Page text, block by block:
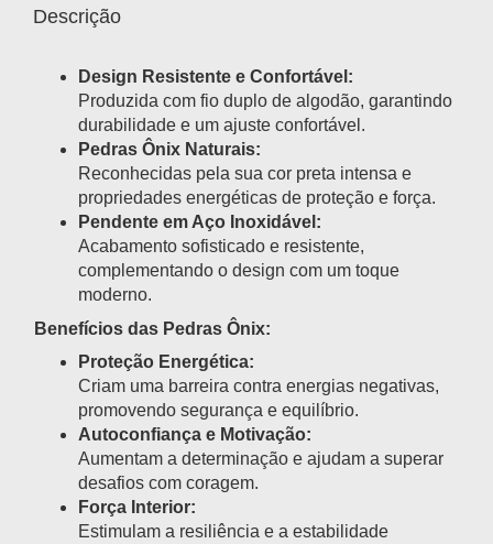
Descrição
Design Resistente e Confortável:
Produzida com fio duplo de algodão, garantindo
durabilidade e um ajuste confortável.
Pedras Ônix Naturais:
Reconhecidas pela sua cor preta intensa e
propriedades energéticas de proteção e força.
Pendente em Aço Inoxidável:
Acabamento sofisticado e resistente,
complementando o design com um toque
moderno.
Benefícios das Pedras Ônix:
Proteção Energética:
Criam uma barreira contra energias negativas,
promovendo segurança e equilíbrio.
Autoconfiança e Motivação:
Aumentam a determinação e ajudam a superar
desafios com coragem.
Força Interior:
Estimulam a resiliência e a estabilidade